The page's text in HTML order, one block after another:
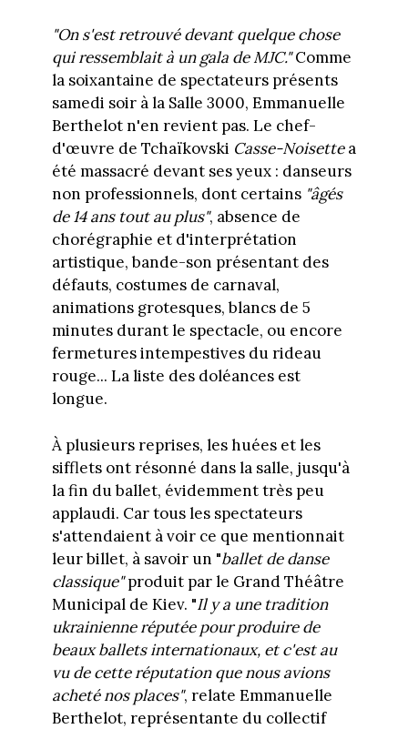
"On s'est retrouvé devant quelque chose
qui ressemblait à un gala de MJC."Comme
la soixantaine de spectateurs présents
samedi soir à la Salle 3000, Emmanuelle
Berthelot n'en revient pas. Le chef-
d'œuvre de Tchaïkovski Casse-Noisettea
été massacré devant ses yeux : danseurs
non professionnels, dont certains "âgés
de 14 ans tout au plus", absence de
chorégraphie et d'interprétation
artistique, bande-son présentant des
défauts, costumes de carnaval,
animations grotesques, blancs de 5
minutes durant le spectacle, ou encore
fermetures intempestives du rideau
rouge... La liste des doléances est
longue.
À plusieurs reprises, les huées et les
sifflets ont résonné dans la salle, jusqu'à
la fin du ballet, évidemment très peu
applaudi. Car tous les spectateurs
s'attendaient à voir ce que mentionnait
leur billet, à savoir un "ballet de danse
classique"produit par le Grand Théâtre
Municipal de Kiev. "Il y a une tradition
ukrainienne réputée pour produire de
beaux ballets internationaux, et c'est au
vu de cette réputation que nous avions
acheté nos places", relate Emmanuelle
Berthelot, représentante du collectif